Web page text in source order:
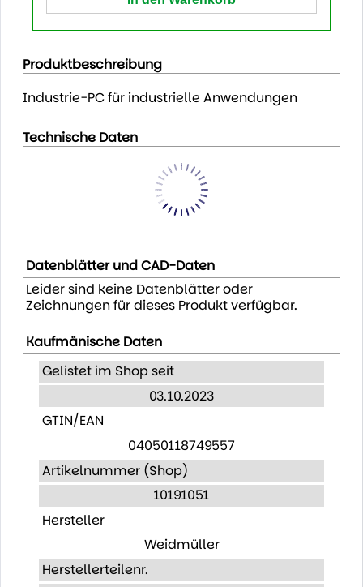
Produktbeschreibung
Industrie-PC für industrielle Anwendungen
Technische Daten
Datenblätter und CAD-Daten
Leider sind keine Datenblätter oder
Zeichnungen für dieses Produkt verfügbar.
Kaufmänische Daten
Gelistet im Shop seit
03.10.2023
GTIN/EAN
04050118749557
Artikelnummer (Shop)
10191051
Hersteller
Weidmüller
Herstellerteilenr.